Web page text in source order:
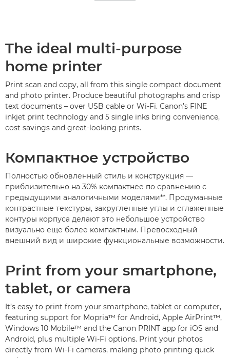
The ideal multi-purpose
home printer
Print scan and copy, all from this single compact document
and photo printer. Produce beautiful photographs and crisp
text documents – over USB cable or Wi-Fi. Canon’s FINE
inkjet print technology and 5 single inks bring convenience,
cost savings and great-looking prints.
Компактное устройство
Полностью обновленный стиль и конструкция —
приблизительно на 30% компактнее по сравнению с
предыдущими аналогичными моделями**. Продуманные
контрастные текстуры, закругленные углы и сглаженные
контуры корпуса делают это небольшое устройство
визуально еще более компактным. Превосходный
внешний вид и широкие функциональные возможности.
Print from your smartphone,
tablet, or camera
It’s easy to print from your smartphone, tablet or computer,
featuring support for Mopria™ for Android, Apple AirPrint™,
Windows 10 Mobile™ and the Canon PRINT app for iOS and
Android, plus multiple Wi-Fi options. Print your photos
directly from Wi-Fi cameras, making photo printing quick